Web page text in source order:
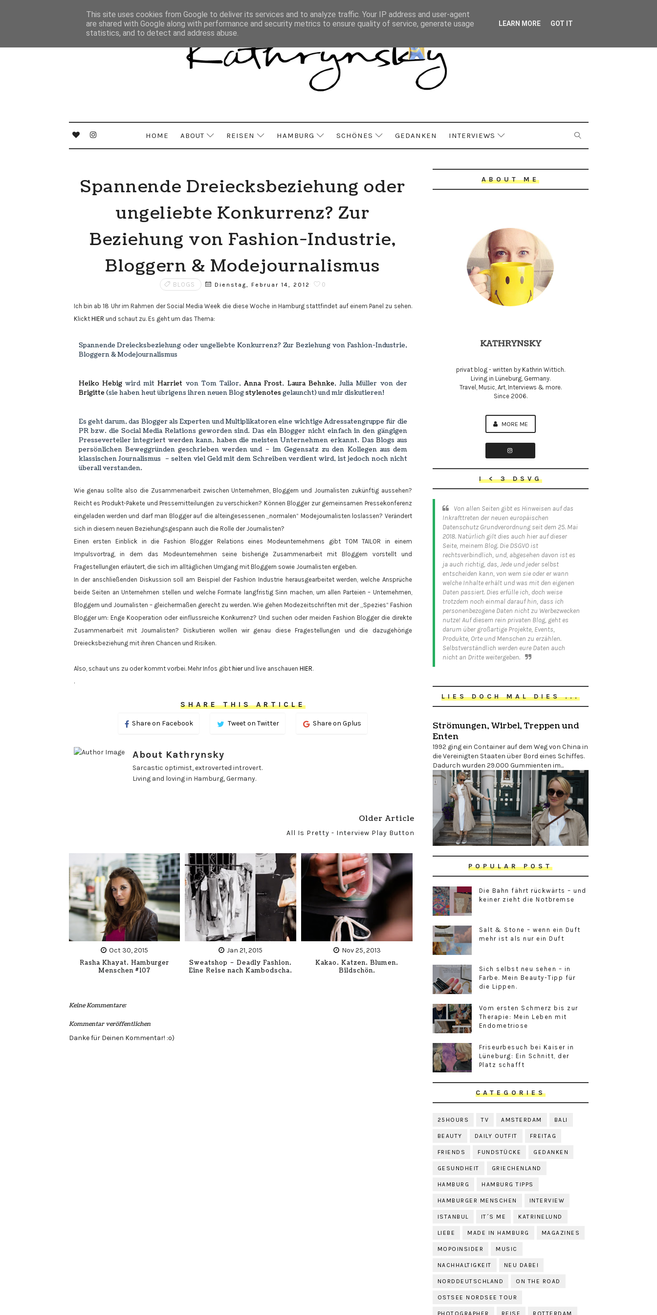
HOME ABOUT REISEN HAMBURG SCHÖNES GEDANKEN INTERVIEWS
Spannende Dreiecksbeziehung oder
ungeliebte Konkurrenz? Zur
Beziehung von Fashion-Industrie,
Bloggern & Modejournalismus
BLOGS Dienstag, Februar 14, 2012 0
Ich bin ab 18 Uhr im Rahmen der Social Media Week die diese Woche in Hamburg stattfindet auf einem Panel zu sehen.
Klickt HIER und schaut zu. Es geht um das Thema:
Spannende Dreiecksbeziehung oder ungeliebte Konkurrenz? Zur Beziehung von Fashion-Industrie,
Bloggern & Modejournalismus
Heiko Hebigwird mitHarriet von Tom Tailor,Anna Frost, Laura Behnke, Julia Müller von der
Brigitte (sie haben heut übrigens ihren neuen Blogstylenotes gelauncht) und mir diskutieren!
Es geht darum, das Blogger als Experten und Multiplikatoren eine wichtige Adressatengruppe für die
PR bzw. die Social Media Relations geworden sind. Das ein Blogger nicht einfach in den gängigen
Presseverteiler integriert werden kann, haben die meisten Unternehmen erkannt. Das Blogs aus
persönlichen Beweggründen geschrieben werden und – im Gegensatz zu den Kollegen aus dem
klassischen Journalismus – selten viel Geld mit dem Schreiben verdient wird, ist jedoch noch nicht
überall verstanden.
Wie genau sollte also die Zusammenarbeit zwischen Unternehmen, Bloggern und Journalisten zukünftig aussehen?
Reicht es Produkt-Pakete und Pressemitteilungen zu verschicken? Können Blogger zur gemeinsamen Pressekonferenz
eingeladen werden und darf man Blogger auf die alteingesessenen „normalen“ Modejournalisten loslassen? Verändert
sich in diesem neuen Beziehungsgespann auch die Rolle der Journalisten?
Einen ersten Einblick in die Fashion Blogger Relations eines Modeunternehmens gibt TOM TAILOR in einem
Impulsvortrag, in dem das Modeunternehmen seine bisherige Zusammenarbeit mit Bloggern vorstellt und
Fragestellungen erläutert, die sich im alltäglichen Umgang mit Bloggern sowie Journalisten ergeben.
In der anschließenden Diskussion soll am Beispiel der Fashion Industrie herausgearbeitet werden, welche Ansprüche
beide Seiten an Unternehmen stellen und welche Formate langfristig Sinn machen, um allen Parteien – Unternehmen,
Bloggern und Journalisten – gleichermaßen gerecht zu werden. Wie gehen Modezeitschriften mit der „Spezies“ Fashion
Blogger um: Enge Kooperation oder einflussreiche Konkurrenz? Und suchen oder meiden Fashion Blogger die direkte
Zusammenarbeit mit Journalisten? Diskutieren wollen wir genau diese Fragestellungen und die dazugehörige
Dreiecksbeziehung mit ihren Chancen und Risiken.
Also, schaut uns zu oder kommt vorbei. Mehr Infos gibt hierund live anschauen HIER.
.
SHARE THIS ARTICLE
Share on Facebook Tweet on Twitter Share on Gplus
About Kathrynsky
Sarcastic optimist, extroverted introvert.
Living and loving in Hamburg, Germany.
Older Article
All Is Pretty - Interview Play Button
Oct 30, 2015
Rasha Khayat. Hamburger
Menschen #107
Jan 21, 2015
Sweatshop – Deadly Fashion.
Eine Reise nach Kambodscha.
Nov 25, 2013
Kakao. Katzen. Blumen.
Bildschön.
Keine Kommentare:
Kommentar veröffentlichen
Danke für Deinen Kommentar! :o)
ABOUT ME
KATHRYNSKY
privat blog - written by Kathrin Wittich.
Living in Lüneburg, Germany.
Travel, Music, Art, Interviews & more.
Since 2006.
MORE ME
I < 3 DSVG
Von allen Seiten gibt es Hinweisen auf das
Inkrafttreten der neuen europäischen
Datenschutz Grundverordnung seit dem 25. Mai
2018. Natürlich gilt dies auch hier auf dieser
Seite, meinem Blog. Die DSGVO ist
rechtsverbindlich, und, abgesehen davon ist es
ja auch richtig, das, Jede und jeder selbst
entscheiden kann, von wem sie oder er wann
welche Inhalte erhält und was mit den eigenen
Daten passiert. Dies erfülle ich, doch weise
trotzdem noch einmal darauf hin, dass ich
personenbezogene Daten nicht zu Werbezwecken
nutze! Auf diesem rein privaten Blog, geht es
darum über großartige Projekte, Events,
Produkte, Orte und Menschen zu erzählen.
Selbstverständlich werden eure Daten auch
nicht an Dritte weitergeben.
LIES DOCH MAL DIES ...
Strömungen, Wirbel, Treppen und
Enten
1992 ging ein Container auf dem Weg von China in
die Vereinigten Staaten über Bord eines Schiffes.
Dadurch wurden 29.000 Gummienten im...
POPULAR POST
Die Bahn fährt rückwärts – und
keiner zieht die Notbremse
Salt & Stone – wenn ein Duft
mehr ist als nur ein Duft
Sich selbst neu sehen – in
Farbe. Mein Beauty-Tipp für
die Lippen.
Vom ersten Schmerz bis zur
Therapie: Mein Leben mit
Endometriose
Friseurbesuch bei Kaiser in
Lüneburg: Ein Schnitt, der
Platz schafft
CATEGORIES
25HOURS TV AMSTERDAM BALI
BEAUTY DAILY OUTFIT FREITAG
FRIENDS FUNDSTÜCKE GEDANKEN
GESUNDHEIT GRIECHENLAND
HAMBURG HAMBURG TIPPS
HAMBURGER MENSCHEN INTERVIEW
ISTANBUL IT´S ME KATRINELUND
LIEBE MADE IN HAMBURG MAGAZINES
MOPOINSIDER MUSIC
NACHHALTIGKEIT NEU DABEI
NORDDEUTSCHLAND ON THE ROAD
OSTSEE NORDSEE TOUR
This site uses cookies from Google to deliver its services and to analyze traffic. Your IP address and user-agent
are shared with Google along with performance and security metrics to ensure quality of service, generate usage
statistics, and to detect and address abuse.
LEARN MORE GOT IT